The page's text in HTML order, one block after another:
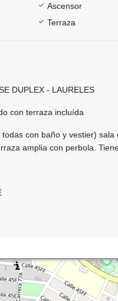
Ascensor
Terraza
DUPLEX - LAURELES
con terraza incluída
con baño y vestier)
amplia con perbola.